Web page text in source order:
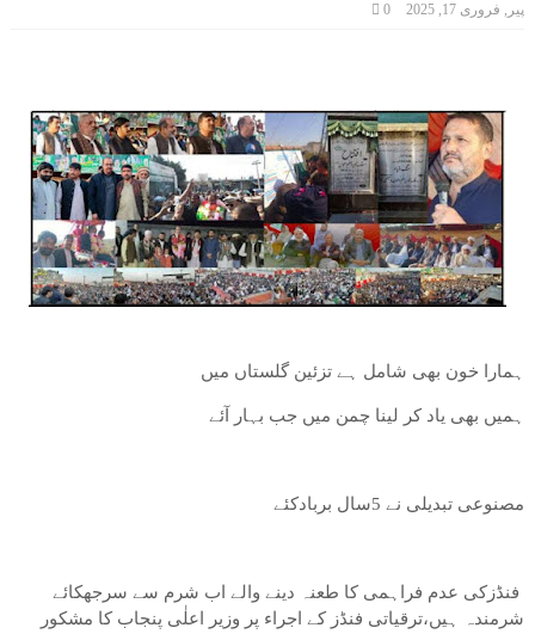
پیر, فروری 17, 2025 0
ہمارا خون بھی شامل ہے تزئین گلستاں میں
ہمیں بھی یاد کر لینا چمن میں جب بہار آئے
مصنوعی تبدیلی نے 5سال بربادکئے
فنڈزکی عدم فراہمی کا طعنہ دینے والے اب شرم سے سرجھکائے
شرمندہ ہیں،ترقیاتی فنڈز کے اجراء پر وزیر اعلٰی پنجاب کا مشکور